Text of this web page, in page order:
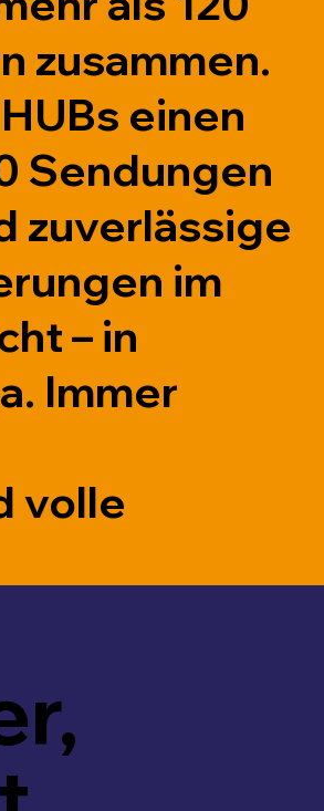
zusammen.
einen
Sendungen
zuverlässige
im
– in
Immer
volle